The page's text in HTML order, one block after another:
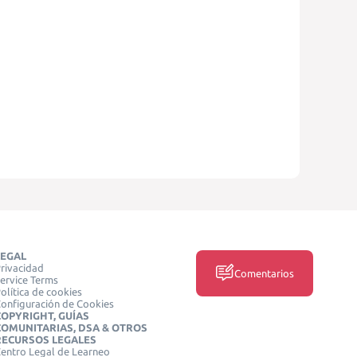
Terms
de cookies
de Cookies
GUÍAS
DSA & OTROS
LEGALES
Legal de Learneo
Comentarios